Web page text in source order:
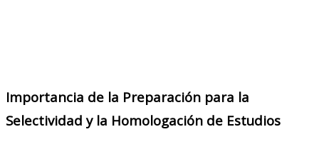
Importancia de la Preparación para la
Selectividad y la Homologación de Estudios